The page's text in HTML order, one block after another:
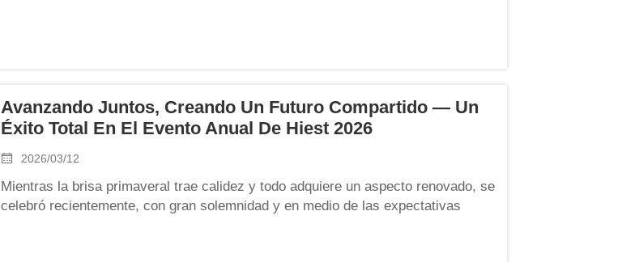
Avanzando Juntos, Creando Un Futuro Compartido — Un
Éxito Total En El Evento Anual De Hiest 2026
2026/03/12
Mientras la brisa primaveral trae calidez y todo adquiere un aspecto renovado, se
celebró recientemente, con gran solemnidad y en medio de las expectativas